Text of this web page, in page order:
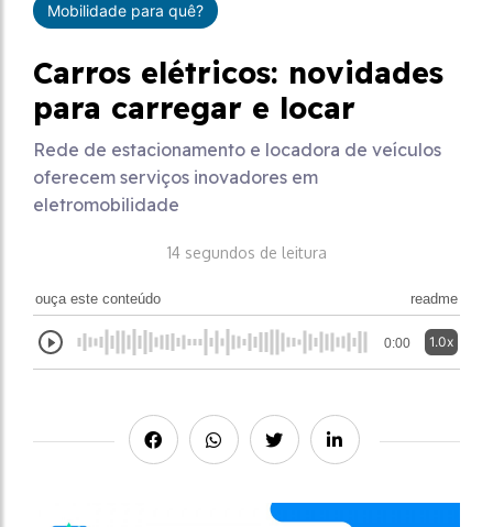
Mobilidade para quê?
Carros elétricos: novidades
para carregar e locar
Rede de estacionamento e locadora de veículos
oferecem serviços inovadores em
eletromobilidade
14 segundos de leitura
ouça este conteúdo readme
0:00 1.0x